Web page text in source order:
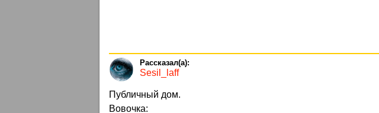
Sesil_laff
Публичный дом.
Вовочка: